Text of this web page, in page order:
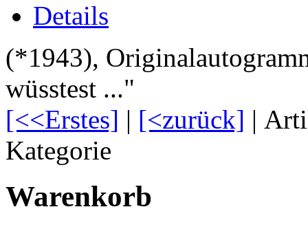
Details
(*1943),
wüsstest ..."
[<<Erstes] | [<zurück] |
Kategorie
Warenkorb